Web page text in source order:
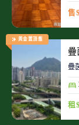
售
黃金置頂盤
疊
疊
租